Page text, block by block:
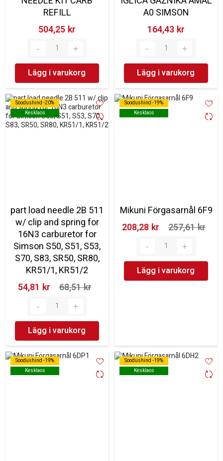
REFILL
504,25 kr‎
Lägg i varukorg
A0 SIMSON
164,43 kr‎
Lägg i varukorg
Soodushind -20%
Kesklaos
Soodushind -20%
Kesklaos
part load needle 2B 511
w/ clip and spring for
16N3 carburetor for
Simson S50, S51, S53,
S70, S83, SR50, SR80,
KR51/1, KR51/2
54,81 kr‎
68,51 kr‎
Lägg i varukorg
Soodushind -19%
Kesklaos
Soodushind -19%
Kesklaos
Mikuni Förgasarnål 6F9
208,28 kr‎
257,61 kr‎
Lägg i varukorg
Soodushind -19%
Kesklaos
Soodushind -19%
Kesklaos
Soodushind -19%
Kesklaos
Soodushind -19%
Kesklaos